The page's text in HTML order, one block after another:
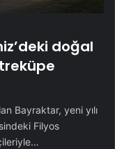
doğal
Bayraktar, yeni yılı
Filyos